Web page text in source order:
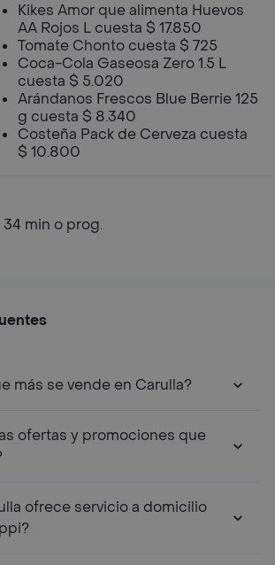
Kikes Amor que alimenta Huevos
AA Rojos L cuesta $ 17.850
Tomate Chonto cuesta $ 725
Coca-Cola Gaseosa Zero 1.5 L
cuesta $ 5.020
Arándanos Frescos Blue Berrie 125
g cuesta $ 8.340
Costeña Pack de Cerveza cuesta
$ 10.800
34 min o prog.
más se vende en Carulla?
ofertas y promociones que
ofrece servicio a domicilio